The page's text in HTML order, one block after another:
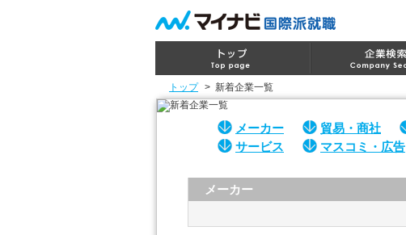
トップ > 新着企業一覧
メーカー 貿易・商社
サービス
マスコミ・広告
メーカー